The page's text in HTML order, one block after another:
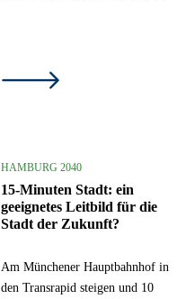
HAMBURG 2040
15-Minuten Stadt: ein
geeignetes Leitbild für die
Stadt der Zukunft?
Am Münchener Hauptbahnhof in
den Transrapid steigen und 10